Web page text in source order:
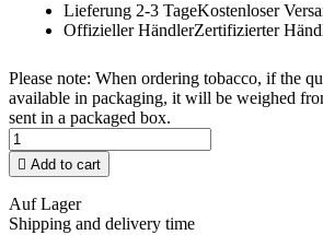
Lieferung 2-3 TageKostenloser
Offizieller HändlerZertifizierter
Please note: When ordering tobacco, if the
available in packaging, it will be weighed
sent in a packaged box.
 Add to cart
Auf Lager
Shipping and delivery time